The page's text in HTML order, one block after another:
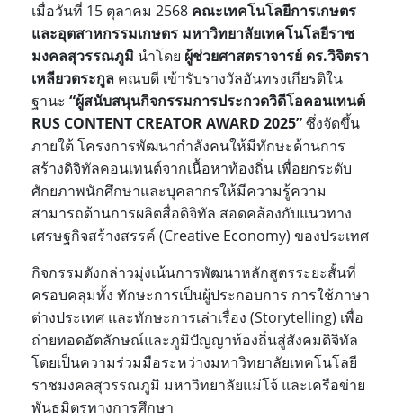
เมื่อวันที่ 15 ตุลาคม 2568 คณะเทคโนโลยีการเกษตร
และอุตสาหกรรมเกษตร มหาวิทยาลัยเทคโนโลยีราช
มงคลสุวรรณภูมิ นำโดย ผู้ช่วยศาสตราจารย์ ดร.วิจิตรา
เหลียวตระกูล คณบดี เข้ารับรางวัลอันทรงเกียรติใน
ฐานะ “ผู้สนับสนุนกิจกรรมการประกวดวิดีโอคอนเทนต์
RUS CONTENT CREATOR AWARD 2025”ซึ่งจัดขึ้น
ภายใต้ โครงการพัฒนากำลังคนให้มีทักษะด้านการ
สร้างดิจิทัลคอนเทนต์จากเนื้อหาท้องถิ่น เพื่อยกระดับ
ศักยภาพนักศึกษาและบุคลากรให้มีความรู้ความ
สามารถด้านการผลิตสื่อดิจิทัล สอดคล้องกับแนวทาง
เศรษฐกิจสร้างสรรค์ (Creative Economy) ของประเทศ
กิจกรรมดังกล่าวมุ่งเน้นการพัฒนาหลักสูตรระยะสั้นที่
ครอบคลุมทั้ง ทักษะการเป็นผู้ประกอบการ การใช้ภาษา
ต่างประเทศ และทักษะการเล่าเรื่อง (Storytelling) เพื่อ
ถ่ายทอดอัตลักษณ์และภูมิปัญญาท้องถิ่นสู่สังคมดิจิทัล
โดยเป็นความร่วมมือระหว่างมหาวิทยาลัยเทคโนโลยี
ราชมงคลสุวรรณภูมิ มหาวิทยาลัยแม่โจ้ และเครือข่าย
พันธมิตรทางการศึกษา